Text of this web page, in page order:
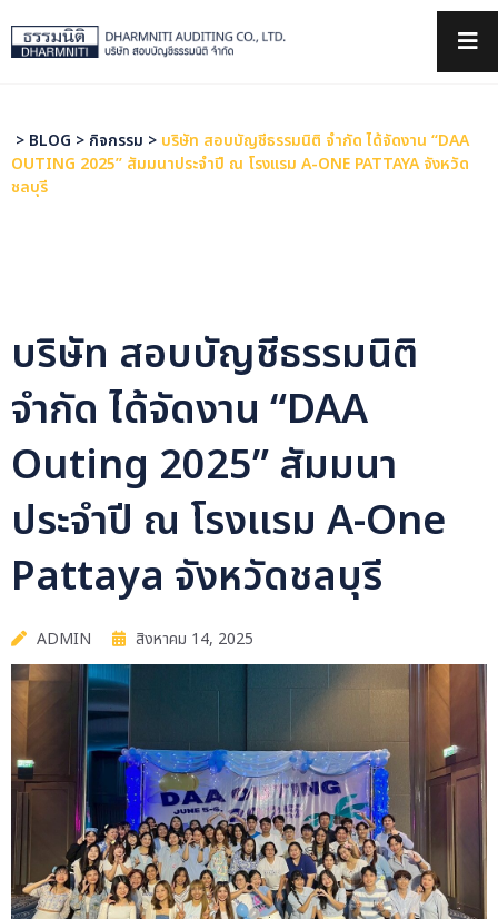
> BLOG > กิจกรรม > บริษัท สอบบัญชีธรรมนิติ จำกัด ได้จัดงาน “DAA
OUTING 2025” สัมมนาประจำปี ณ โรงเเรม A-ONE PATTAYA จังหวัด
ชลบุรี
บริษัท สอบบัญชีธรรมนิติ
จำกัด ได้จัดงาน “DAA
Outing 2025” สัมมนา
ประจำปี ณ โรงเเรม A-One
Pattaya จังหวัดชลบุรี
ADMIN สิงหาคม 14, 2025
×